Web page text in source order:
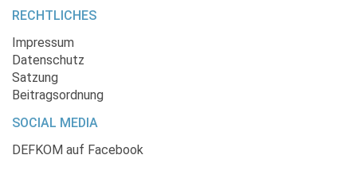
RECHTLICHES
Impressum
Datenschutz
Satzung
Beitragsordnung
SOCIAL MEDIA
DEFKOM auf Facebook